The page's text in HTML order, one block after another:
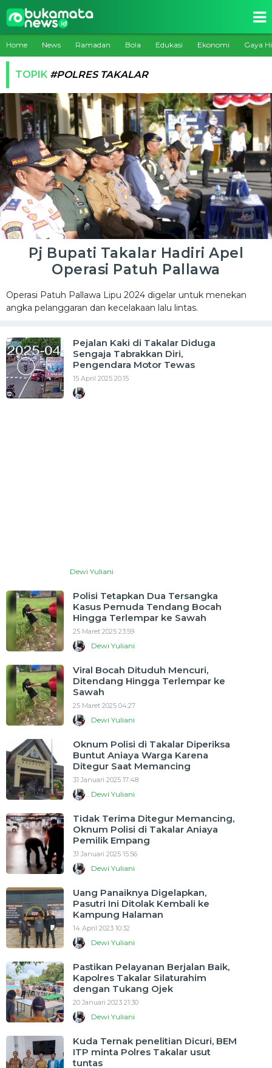
Home News Ramadan Bola Edukasi Ekonomi Gaya
TOPIK #POLRES TAKALAR
Pj Bupati Takalar Hadiri Apel
Operasi Patuh Pallawa
Operasi Patuh Pallawa Lipu 2024 digelar untuk menekan
angka pelanggaran dan kecelakaan lalu lintas.
Pejalan Kaki di Takalar Diduga
Sengaja Tabrakkan Diri,
Pengendara Motor Tewas
15 April 2025 20:15
Dewi Yuliani
Polisi Tetapkan Dua Tersangka
Kasus Pemuda Tendang Bocah
Hingga Terlempar ke Sawah
25 Maret 2025 23:59
Dewi Yuliani
Viral Bocah Dituduh Mencuri,
Ditendang Hingga Terlempar ke
Sawah
25 Maret 2025 04:27
Dewi Yuliani
Oknum Polisi di Takalar Diperiksa
Buntut Aniaya Warga Karena
Ditegur Saat Memancing
31 Januari 2025 17:48
Dewi Yuliani
Tidak Terima Ditegur Memancing,
Oknum Polisi di Takalar Aniaya
Pemilik Empang
31 Januari 2025 15:56
Dewi Yuliani
Uang Panaiknya Digelapkan,
Pasutri Ini Ditolak Kembali ke
Kampung Halaman
14 April 2023 10:32
Dewi Yuliani
Pastikan Pelayanan Berjalan Baik,
Kapolres Takalar Silaturahim
dengan Tukang Ojek
20 Januari 2023 21:30
Dewi Yuliani
Kuda Ternak penelitian Dicuri, BEM
ITP minta Polres Takalar usut
tuntas